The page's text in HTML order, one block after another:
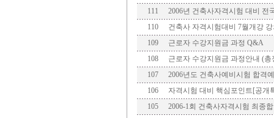
111
2006년 건축사자격시험 대비 전
110
건축사 자격시험대비 7월개강
109
근로자 수강지원금 과정 Q&A
108
근로자 수강지원금 과정안내 (총
107
2006년도 건축사예비시험 합격
106
자격시험 대비 핵심포인트[공개
105
2006-1회 건축사자격시험 최종